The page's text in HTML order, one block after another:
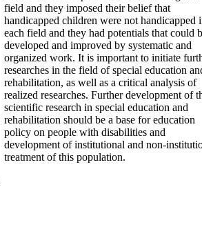
field and they imposed their belief that
handicapped children were not handicapped
each field and they had potentials that could
developed and improved by systematic and
organized work. It is important to initiate
researches in the field of special education
rehabilitation, as well as a critical analysis of
realized researches. Further development of
scientific research in special education and
rehabilitation should be a base for education
policy on people with disabilities and
development of institutional and non-
treatment of this population.